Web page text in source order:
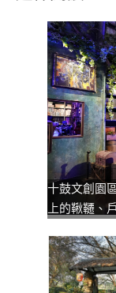
十鼓文創園
上的鞦韆、